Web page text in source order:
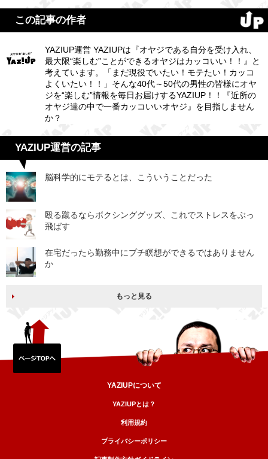
この記事の作者
YAZIUP運営 YAZIUPは『オヤジである自分を受け入れ、
最大限“楽しむ”ことができるオヤジはカッコいい！！』と
考えています。「まだ現役でいたい！モテたい！カッコ
よくいたい！！」そんな40代～50代の男性の皆様にオヤ
ジを“楽しむ”情報を毎日お届けするYAZIUP！！『近所の
オヤジ達の中で一番カッコいいオヤジ』を目指しません
か？
YAZIUP運営の記事
脳科学的にモテるとは、こういうことだった
殴る蹴るならボクシンググッズ、これでストレスをぶっ
飛ばす
在宅だったら勤務中にプチ瞑想ができるではありません
か
もっと見る
YAZIUPについて
YAZIUPとは？
利用規約
プライバシーポリシー